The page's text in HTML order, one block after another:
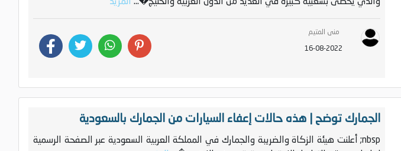
منى المتيم
16-08-2022
الجمارك توضح | هذه حالات إعفاء السيارات من الجمارك بالسعودية
nbsp; أعلنت هيئة الزكاة والضريبة والجمارك في المملكة العربية السعودية عبر الصفحة الرسمية